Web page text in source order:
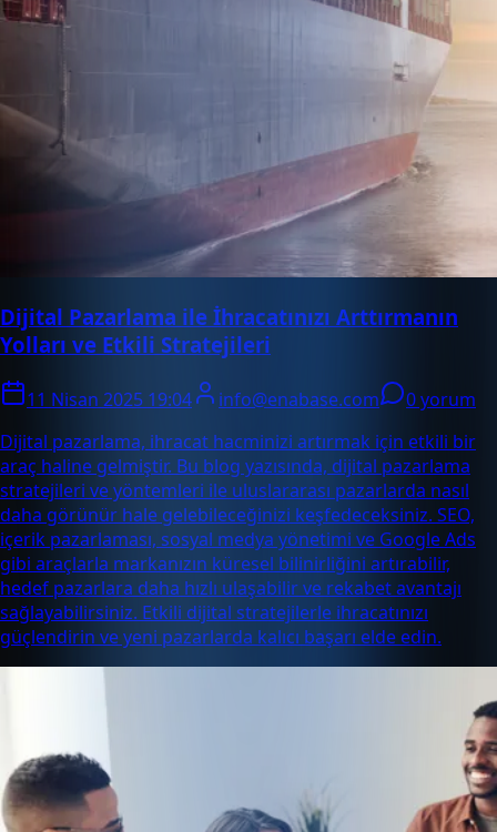
Dijital Pazarlama ile İhracatınızı Arttırmanın
Yolları ve Etkili Stratejileri
11 Nisan 2025 19:04 info@enabase.com
0 yorum
Dijital pazarlama, ihracat hacminizi artırmak için etkili bir
araç haline gelmiştir. Bu blog yazısında, dijital pazarlama
stratejileri ve yöntemleri ile uluslararası pazarlarda nasıl
daha görünür hale gelebileceğinizi keşfedeceksiniz. SEO,
içerik pazarlaması, sosyal medya yönetimi ve Google Ads
gibi araçlarla markanızın küresel bilinirliğini artırabilir,
hedef pazarlara daha hızlı ulaşabilir ve rekabet avantajı
sağlayabilirsiniz. Etkili dijital stratejilerle ihracatınızı
güçlendirin ve yeni pazarlarda kalıcı başarı elde edin.